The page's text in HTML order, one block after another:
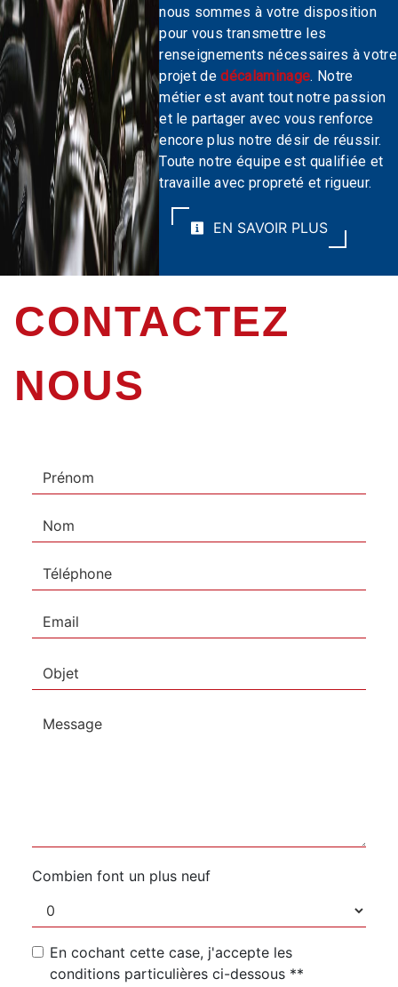
nous sommes à votre disposition
pour vous transmettre les
renseignements nécessaires à votre
projet dedécalaminage. Notre
métier est avant tout notre passion
et le partager avec vous renforce
encore plus notre désir de réussir.
Toute notre équipe est qualifiée et
travaille avec propreté et rigueur.
EN SAVOIR PLUS
CONTACTEZ
NOUS
Combien font un plus neuf
En cochant cette case, j'accepte les
conditions particulières ci-dessous **